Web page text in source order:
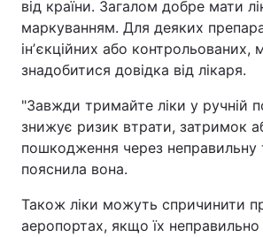
від країни. Загалом добре мати
маркуванням. Для деяких
інʼєкційних або контрольованих,
знадобитися довідка від лікаря.
"Завжди тримайте ліки у ручній
знижує ризик втрати, затримок
пошкодження через неправильну
пояснила вона.
Також ліки можуть спричинити
аеропортах, якщо їх неправильно